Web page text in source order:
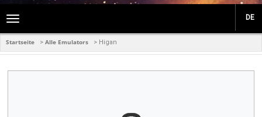
Toggle
navigation
DE
Startseite > Alle Emulators > Higan